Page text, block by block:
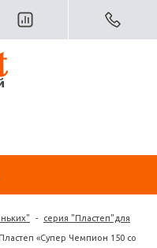
- серия "Пластеп"для
«Супер Чемпион 150 со